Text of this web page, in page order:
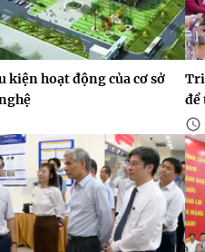
kiện hoạt động của cơ sở
để